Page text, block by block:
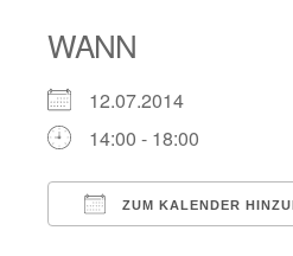
WANN
12.07.2014
14:00 - 18:00
ZUM KALENDER